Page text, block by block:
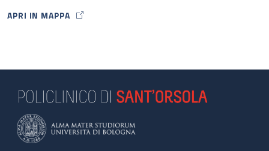
APRI IN MAPPA
MAP ICON